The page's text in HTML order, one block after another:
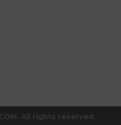
All rights reserved.